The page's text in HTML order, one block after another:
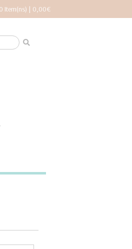
0 Item(ns) | 0,00€